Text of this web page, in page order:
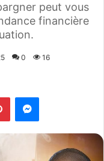
peut vous
financière
0 16